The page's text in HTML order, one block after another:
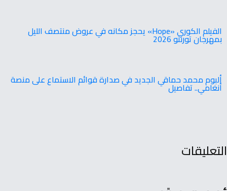
‬بمهرجان‭ ‬تورنتو ‭ ‬2026
ألبوم محمد حماقي الجديد في صدارة قوائم الاستماع على منصة
أنغامي.. تفاصيل
التعليقات